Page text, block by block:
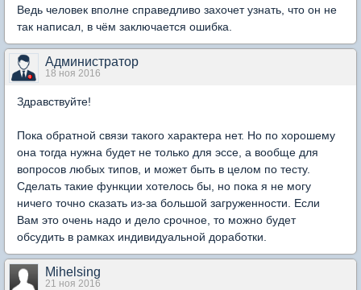
Ведь человек вполне справедливо захочет узнать, что он не
так написал, в чём заключается ошибка.
Администратор
18 ноя 2016
Здравствуйте!
Пока обратной связи такого характера нет. Но по хорошему
она тогда нужна будет не только для эссе, а вообще для
вопросов любых типов, и может быть в целом по тесту.
Сделать такие функции хотелось бы, но пока я не могу
ничего точно сказать из-за большой загруженности. Если
Вам это очень надо и дело срочное, то можно будет
обсудить в рамках индивидуальной доработки.
Mihelsing
21 ноя 2016